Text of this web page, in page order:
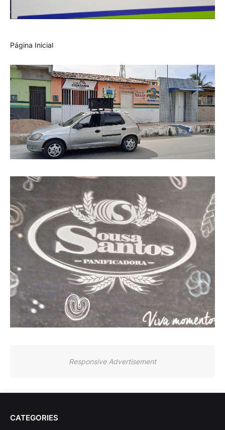
Página Inicial
Responsive Advertisement
CATEGORIES